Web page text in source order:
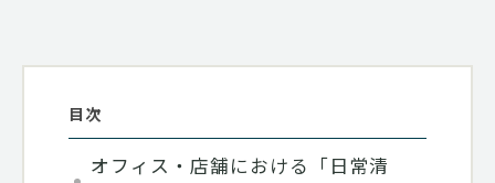
目次
オフィス・店舗における「日常清